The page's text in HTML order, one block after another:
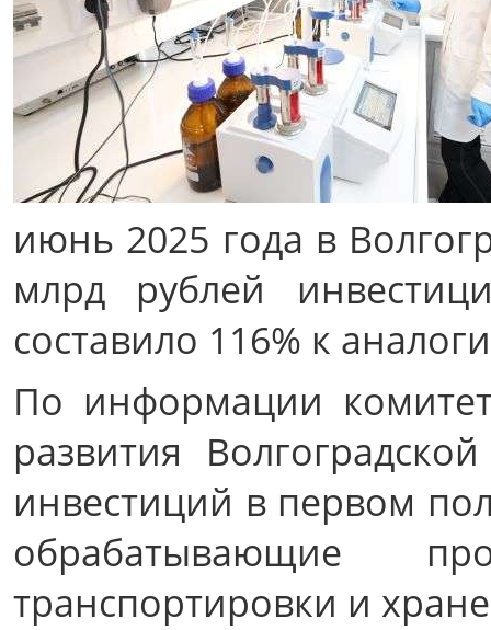
июнь 2025 года в
млрд рублей
составило 116% к
По информации
развития
инвестиций в первом
обрабатывающие
транспортировки и